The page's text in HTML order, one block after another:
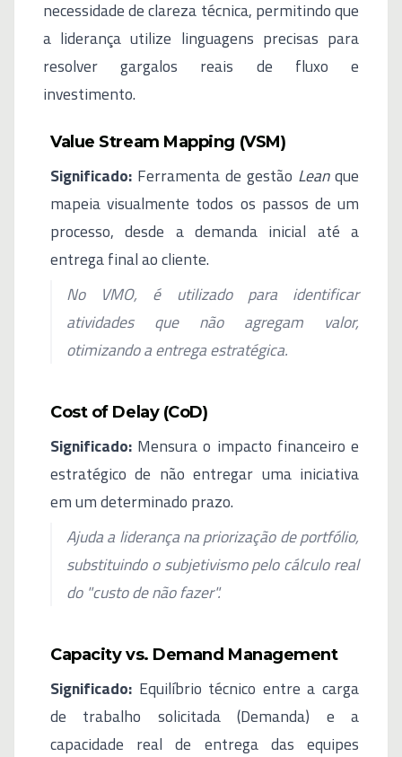
necessidade de clareza técnica, permitindo que
a liderança utilize linguagens precisas para
resolver gargalos reais de fluxo e
investimento.
Value Stream Mapping (VSM)
Significado: Ferramenta de gestão Leanque
mapeia visualmente todos os passos de um
processo, desde a demanda inicial até a
entrega final ao cliente.
No VMO, é utilizado para identificar
atividades que não agregam valor,
otimizando a entrega estratégica.
Cost of Delay (CoD)
Significado: Mensura o impacto financeiro e
estratégico de não entregar uma iniciativa
em um determinado prazo.
Ajuda a liderança na priorização de portfólio,
substituindo o subjetivismo pelo cálculo real
do "custo de não fazer".
Capacity vs. Demand Management
Significado: Equilíbrio técnico entre a carga
de trabalho solicitada (Demanda) e a
capacidade real de entrega das equipes